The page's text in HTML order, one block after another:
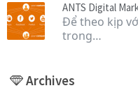
ANTS Digital
Để theo kịp
trong…
Archives